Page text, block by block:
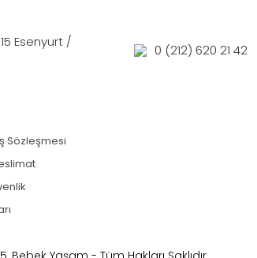
Esenyurt /
0 (212) 620 21 42
Sözleşmesi